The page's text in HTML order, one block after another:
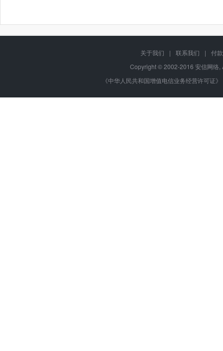
关于我们 | 联系我们 |
付
Copyright © 2002-2016 安信网
《中华人民共和国增值电信业务经营许可